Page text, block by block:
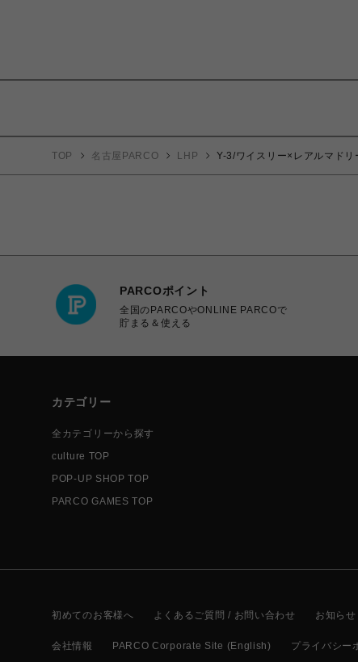
TOP 名古屋PARCO LHP Y-3/ワイスリー×レアルマド
PARCOポイント
全国のPARCOやONLINE PARCOで
貯まる＆使える
カテゴリー
全カテゴリーから探す
culture TOP
POP-UP SHOP TOP
PARCO GAMES TOP
初めてのお客様へ よくあるご質問 / お問い合わせ お知らせ
会社情報 PARCO Corporate Site (English) プライバシー